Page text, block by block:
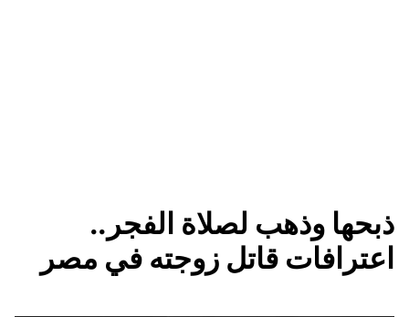
ذبحها وذهب لصلاة الفجر..
اعترافات قاتل زوجته في مصر